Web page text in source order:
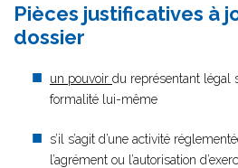
Pièces justificatives à
dossier
un pouvoir du représentant légal
formalité lui-même
s’il s’agit d’une activité
l’agrément ou l’autorisation